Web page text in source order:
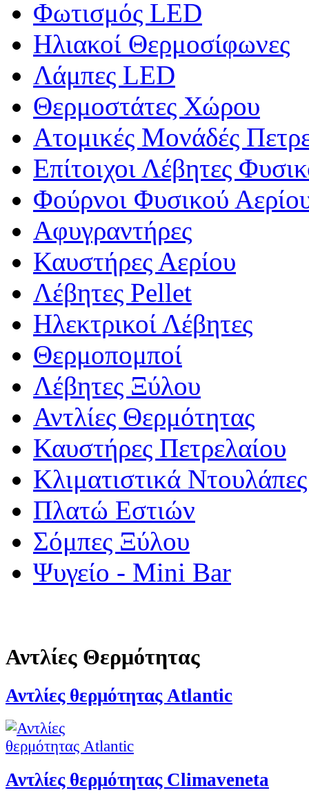
Φωτισμός LED
Ηλιακοί Θερμοσίφωνες
Λάμπες LED
Θερμοστάτες Χώρου
Ατομικές Μονάδές
Επίτοιχοι Λέβητες
Φούρνοι Φυσικού
Αφυγραντήρες
Καυστήρες Αερίου
Λέβητες Pellet
Ηλεκτρικοί Λέβητες
Θερμοπομποί
Λέβητες Ξύλου
Αντλίες Θερμότητας
Καυστήρες Πετρελαίου
Κλιματιστικά Ντουλάπες
Πλατώ Εστιών
Σόμπες Ξύλου
Ψυγείο - Mini Bar
Αντλίες Θερμότητας
Αντλίες θερμότητας Atlantic
Αντλίες θερμότητας Climaveneta